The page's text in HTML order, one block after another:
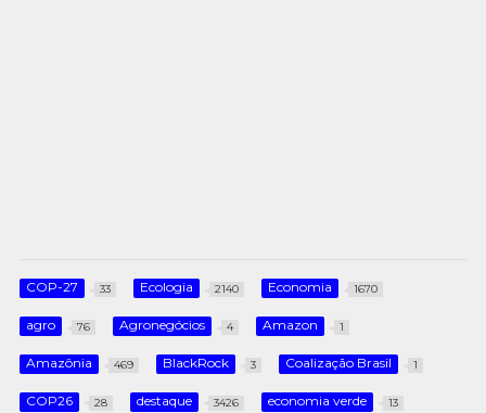
COP-27 33 Ecologia 2140 Economia 1670
agro 76 Agronegócios 4 Amazon 1
Amazônia 469 BlackRock 3 Coalização Brasil 1
COP26 28 destaque 3426 economia verde 13